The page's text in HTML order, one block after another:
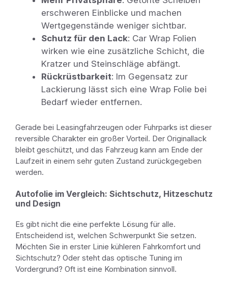
erschweren Einblicke und machen
Wertgegenstände weniger sichtbar.
Schutz für den Lack: Car Wrap Folien
wirken wie eine zusätzliche Schicht, die
Kratzer und Steinschläge abfängt.
Rückrüstbarkeit: Im Gegensatz zur
Lackierung lässt sich eine Wrap Folie bei
Bedarf wieder entfernen.
Gerade bei Leasingfahrzeugen oder Fuhrparks ist dieser
reversible Charakter ein großer Vorteil. Der Originallack
bleibt geschützt, und das Fahrzeug kann am Ende der
Laufzeit in einem sehr guten Zustand zurückgegeben
werden.
Autofolie im Vergleich: Sichtschutz, Hitzeschutz
und Design
Es gibt nicht die eine perfekte Lösung für alle.
Entscheidend ist, welchen Schwerpunkt Sie setzen.
Möchten Sie in erster Linie kühleren Fahrkomfort und
Sichtschutz? Oder steht das optische Tuning im
Vordergrund? Oft ist eine Kombination sinnvoll.